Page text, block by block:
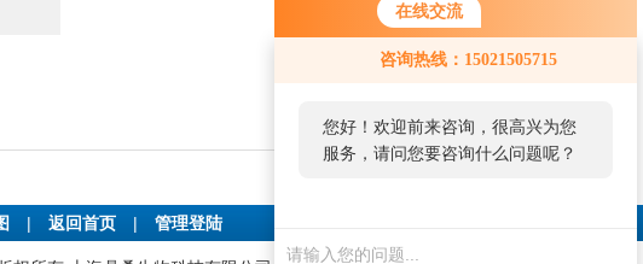
在线交流
咨询热线：15021505715
您好！欢迎前来咨询，很高兴为您
服务，请问您要咨询什么问题呢？
| 返回首页 | 管理登陆